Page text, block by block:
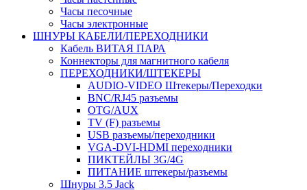
Часы песочные
Часы электронные
ШНУРЫ КАБЕЛИ/ПЕРЕХОДНИКИ
Кабель ВИТАЯ ПАРА
Коннекторы для магнитного кабеля
ПЕРЕХОДНИКИ/ШТЕКЕРЫ
AUDIO-VIDEO Штекеры/Переходки
BNC/RJ45 разъемы
OTG/AUX
TV (F) разъемы
USB разъемы/переходники
VGA-DVI-HDMI переходники
ПИКТЕЙЛЫ 3G/4G
ПИТАНИЕ штекеры/разъемы
Шнуры 3.5 Jack